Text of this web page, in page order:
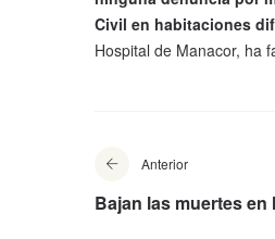
Civil en habitaciones
Hospital de Manacor, ha
Anterior
Bajan las muertes